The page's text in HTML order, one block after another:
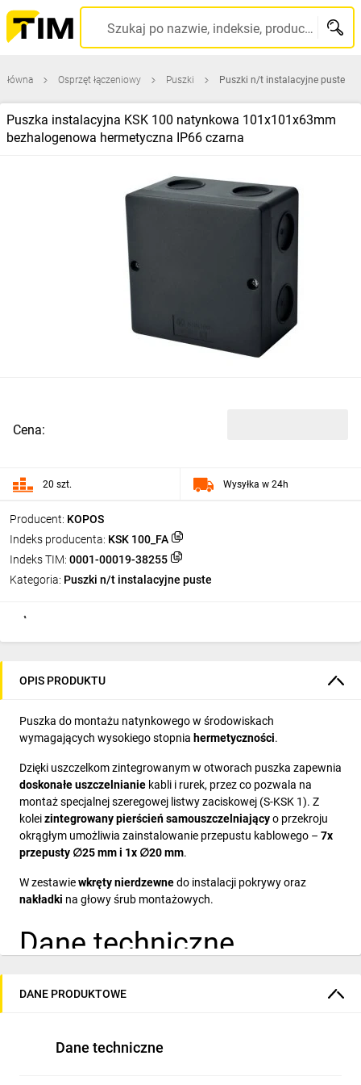
Szukaj po nazwie, indeksie, producencie, kodzie kreskowym...
Osprzęt łączeniowy Puszki Puszki n/t instalacyjne puste
Puszka instalacyjna KSK 100 natynkowa 101x101x63mm
bezhalogenowa hermetyczna IP66 czarna
Producent: KOPOS
Indeks producenta: KSK 100_FA
Indeks TIM: 0001-00019-38255
Kategoria: Puszki n/t instalacyjne puste
Cena:
20 szt. Wysyłka w 24h
OPIS PRODUKTU
Puszka do montażu natynkowego w środowiskach
wymagających wysokiego stopnia hermetyczności.
Dzięki uszczelkom zintegrowanym w otworach puszka zapewnia
doskonałeuszczelnianie kabli i rurek, przez co pozwala na
montaż specjalnej szeregowej listwy zaciskowej (S-KSK 1). Z
koleizintegrowany pierścień samouszczelniającyo przekroju
okrągłym umożliwia zainstalowanie przepustu kablowego – 7x
przepusty ∅25 mm i 1x ∅20 mm.
W zestawiewkręty nierdzewnedo instalacji pokrywy oraz
nakładki na głowy śrub montażowych.
Dane techniczne
Kod producenta:KSK 100_FA
Materiał:
PP, wieko – PA
DANE PRODUKTOWE
Dane techniczne